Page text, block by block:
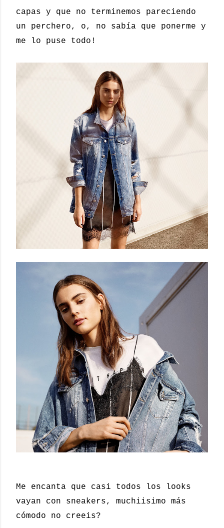
capas y que no terminemos pareciendo
un perchero, o, no sabía que ponerme y
me lo puse todo!
Me encanta que casi todos los looks
vayan con sneakers, muchiisimo más
cómodo no creeis?